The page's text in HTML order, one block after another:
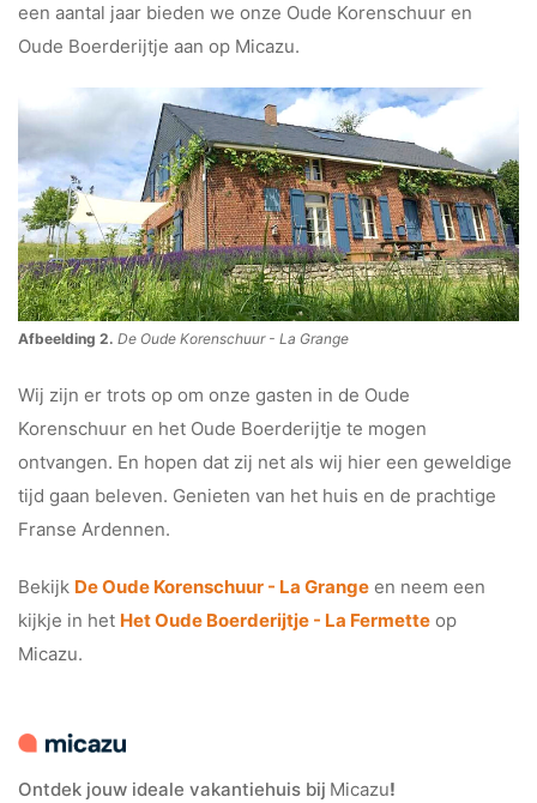
een aantal jaar bieden we onze Oude Korenschuur en
Oude Boerderijtje aan op Micazu.
Afbeelding 2. De Oude Korenschuur - La Grange
Wij zijn er trots op om onze gasten in de Oude
Korenschuur en het Oude Boerderijtje te mogen
ontvangen. En hopen dat zij net als wij hier een geweldige
tijd gaan beleven. Genieten van het huis en de prachtige
Franse Ardennen.
Bekijk De Oude Korenschuur - La Grange en neem een
kijkje in het Het Oude Boerderijtje - La Fermette op
Micazu.
Ontdek jouw ideale vakantiehuis bij Micazu!